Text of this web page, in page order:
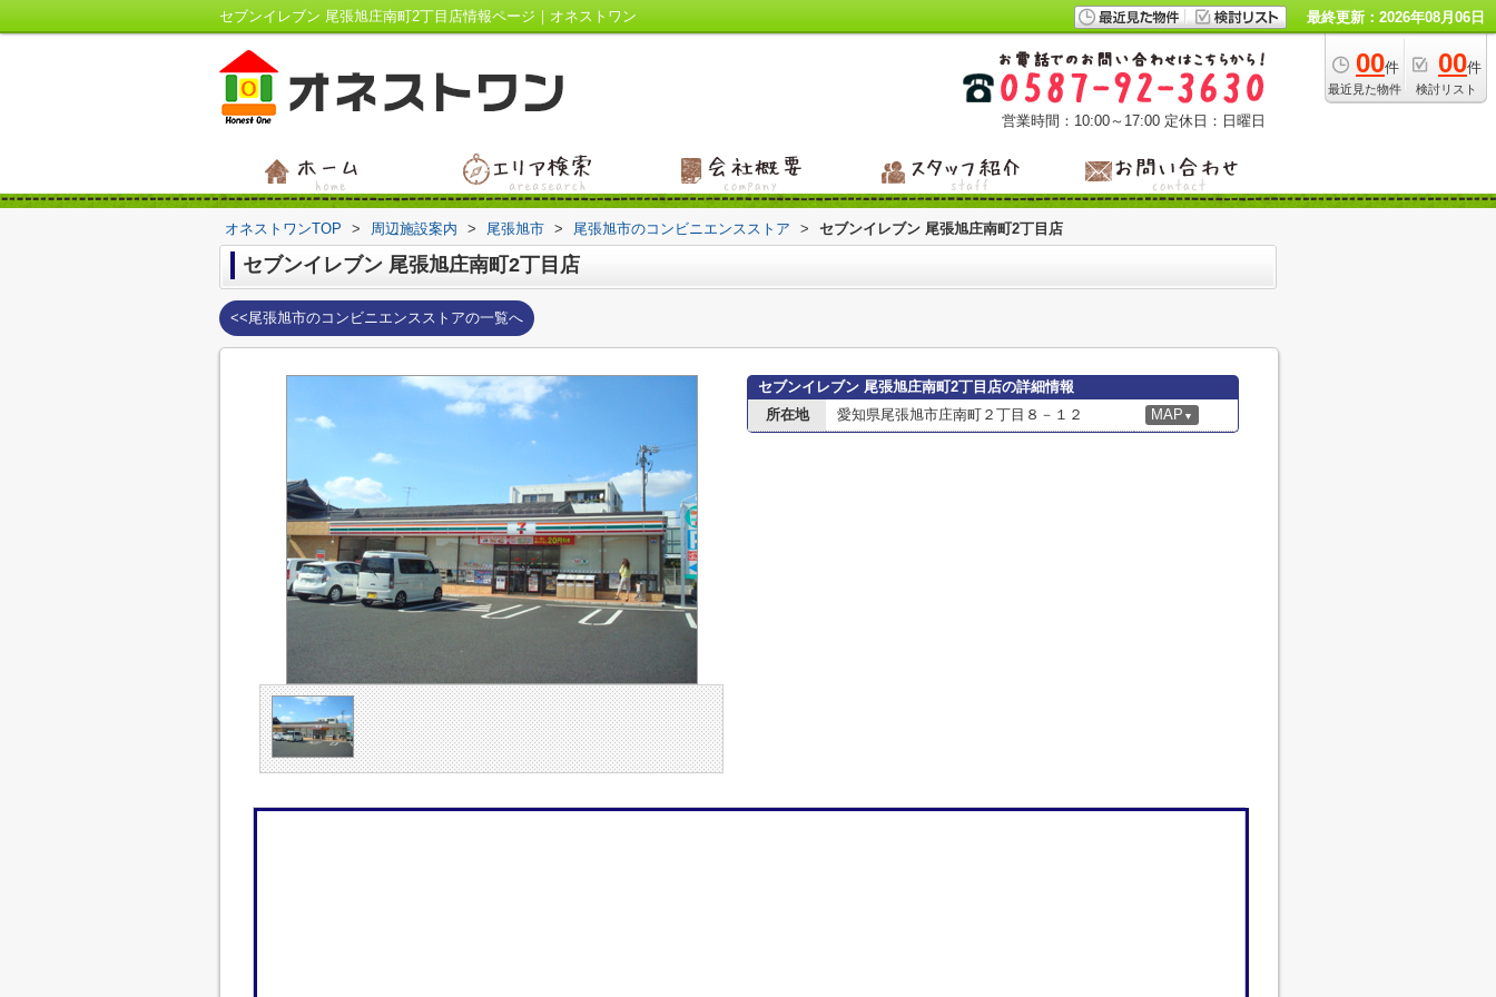
セブンイレブン 尾張旭庄南町2丁目店情報ページ｜オネストワン 最終更新：2026年08月06日
00件
最近見た物件
00件
検討リスト
営業時間：10:00～17:00 定休日：日曜日
オネストワンTOP > 周辺施設案内 > 尾張旭市 > 尾張旭市のコンビニエンスストア > セブンイレブン 尾張旭庄南町2丁目店
セブンイレブン 尾張旭庄南町2丁目店
<<尾張旭市のコンビニエンスストアの一覧へ
セブンイレブン 尾張旭庄南町2丁目店の詳細情報
所在地
愛知県尾張旭市庄南町２丁目８－１２ MAP ▼